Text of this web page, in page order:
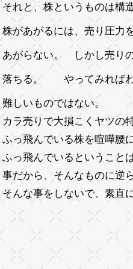
それと、株というものは構
株があがるには、売り圧力
あがらない。 しかし売り
落ちる。 やってみれば
難しいものではない。
カラ売りで大損こくヤツの
ふっ飛んでいる株を喧嘩腰
ふっ飛んでいるということ
事だから、そんなものに逆
そんな事をしないで、素